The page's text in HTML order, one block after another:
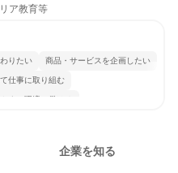
ア教育等
りたい 商品・サービスを企画したい
仕事に取り組む
すい環境で働ける
企業を知る